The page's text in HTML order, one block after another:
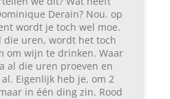
Derain? Nou. op
wordt je toch wel moe.
die uren, wordt het toch
om wijn te drinken. Waar
al die uren proeven en
al. Eigenlijk heb je, om 2
in één ding zin. Rood